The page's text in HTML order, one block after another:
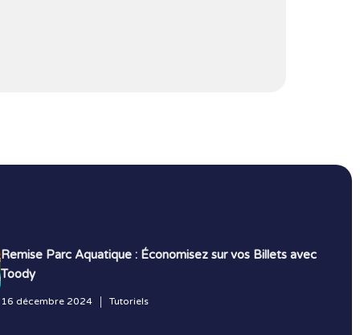
Remise Parc Aquatique : Économisez sur vos Billets avec
Toody
16 décembre 2024 Tutoriels